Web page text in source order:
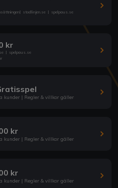
| stodlinjen.se | spelpaus.se
kr
| spelpaus.se
kunder | Regler & villkor gäller
kr
kunder | Regler & villkor gäller
kr
kunder | Regler & villkor gäller